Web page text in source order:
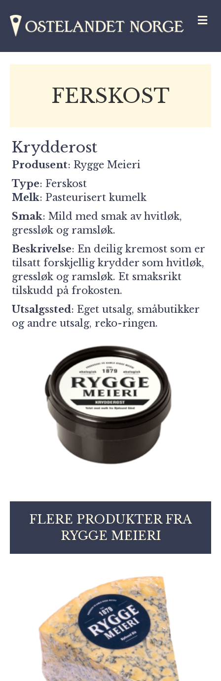
FERSKOST
Krydderost
Produsent: Rygge Meieri
Type: Ferskost
Melk: Pasteurisert kumelk
Smak: Mild med smak av hvitløk,
gressløk og ramsløk.
Beskrivelse: En deilig kremost som er
tilsatt forskjellig krydder som hvitløk,
gressløk og ramsløk. Et smaksrikt
tilskudd på frokosten.
Utsalgssted: Eget utsalg, småbutikker
og andre utsalg, reko-ringen.
FLERE PRODUKTER FRA
RYGGE MEIERI